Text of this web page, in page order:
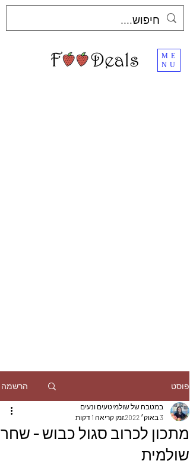
ME
NU
פוסט הרשמה
מתכון לכרוב סגול כבוש - שחר
שולמית
במטבח של שולמיטעים ונעים
3 באוק׳ 2022
זמן קריאה 1 דקות